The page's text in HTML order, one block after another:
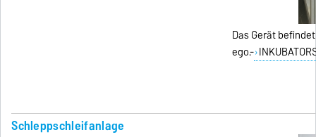
Das Gerät
ego.-
Schleppschleifanlage